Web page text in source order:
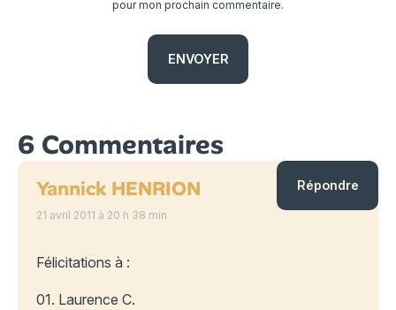
pour mon prochain commentaire.
6 Commentaires
Yannick HENRION
21 avril 2011 à 20 h 38 min
Félicitations à :
01. Laurence C.
Répondre